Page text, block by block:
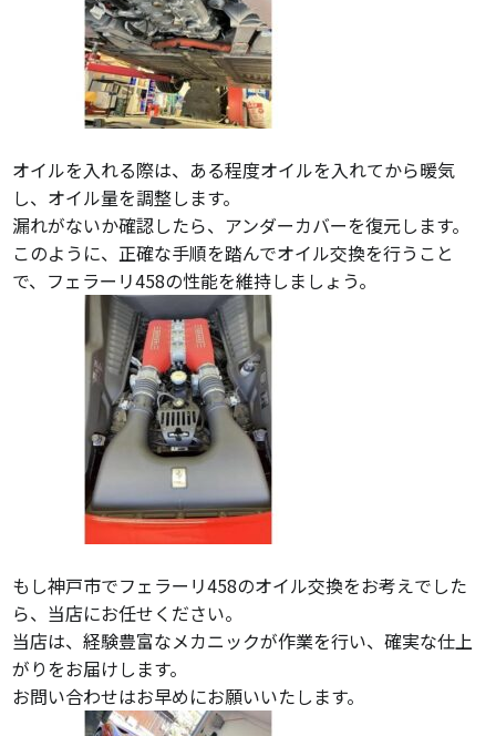
オイルを入れる際は、ある程度オイルを入れてから暖気
し、オイル量を調整します。
漏れがないか確認したら、アンダーカバーを復元します。
このように、正確な手順を踏んでオイル交換を行うこと
で、フェラーリ458の性能を維持しましょう。
もし神戸市でフェラーリ458のオイル交換をお考えでした
ら、当店にお任せください。
当店は、経験豊富なメカニックが作業を行い、確実な仕上
がりをお届けします。
お問い合わせはお早めにお願いいたします。